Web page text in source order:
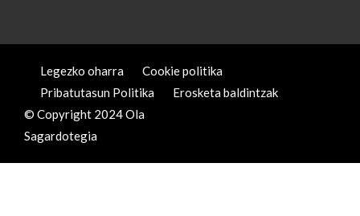
Legezko oharra
Cookie politika
Pribatutasun Politika
Erosketa baldintzak
© Copyright 2024 Ola
Sagardotegia